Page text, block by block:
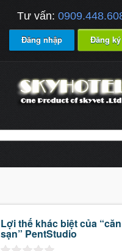
Tư vấn:
Đăng nhập Đăng ký
Lợi thế khác biệt của
sạn” PentStudio